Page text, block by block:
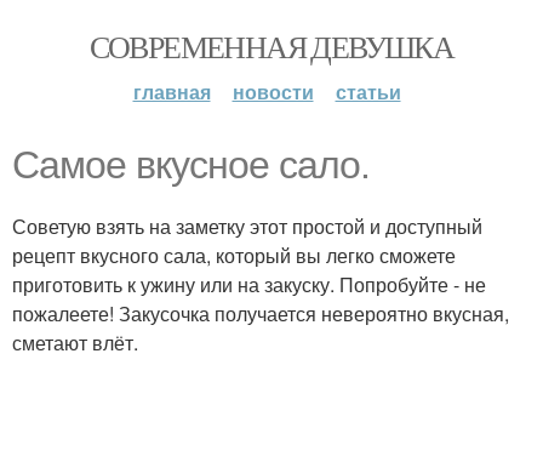
СОВРЕМЕННАЯ ДЕВУШКА
главная новости статьи
Самое вкусное сало.
Советую взять на заметку этот простой и доступный
рецепт вкусного сала, который вы легко сможете
приготовить к ужину или на закуску. Попробуйте - не
пожалеете! Закусочка получается невероятно вкусная,
сметают влёт.